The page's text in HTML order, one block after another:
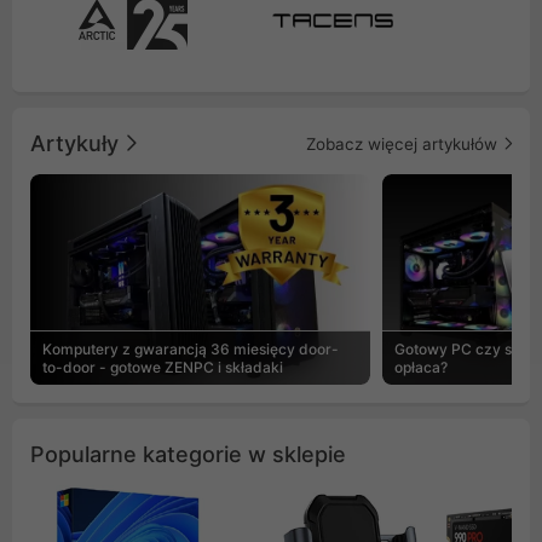
Artykuły Zobacz więcej artykułów
Komputery z gwarancją 36 miesięcy door-
to-door - gotowe ZENPC i składaki
Gotowy PC czy
opłaca?
Popularne kategorie w sklepie